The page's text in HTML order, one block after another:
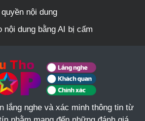
nội dung
nội dung bằng AI bị cấm
lắng nghe và xác minh thông tin từ